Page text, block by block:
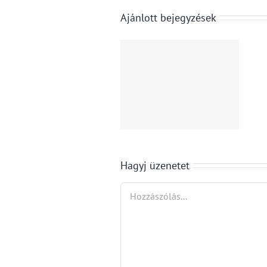
Ajánlott bejegyzések
Hagyj üzenetet